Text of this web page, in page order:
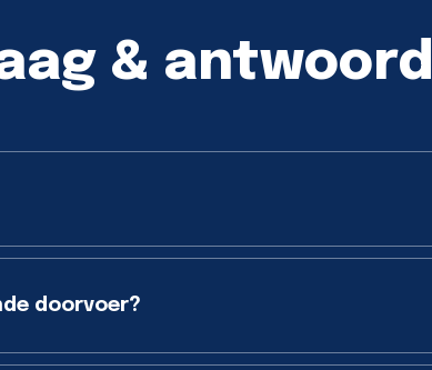
&
doorvoer?